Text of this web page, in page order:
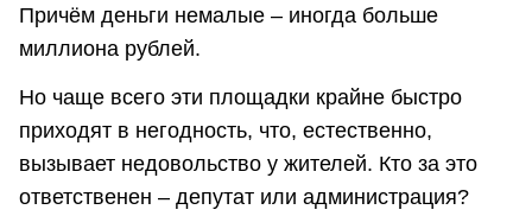
Причём деньги немалые – иногда больше
миллиона рублей.
Но чаще всего эти площадки крайне быстро
приходят в негодность, что, естественно,
вызывает недовольство у жителей. Кто за это
ответственен – депутат или администрация?